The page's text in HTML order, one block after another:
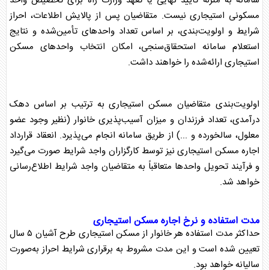
مسکونی استیجاری نیست. متقاضیان پس از پالایش اطلاعات، احراز
شرایط و اولویت‌بندی، بر اساس تعداد واحد‌های تأمین‌شده و نتایج
استعلام سامانه استحقاق‌سنجی، امکان انتخاب واحد‌های مسکن
استیجاری ارائه‌شده را خواهند داشت.
اولویت‌بندی متقاضیان مسکن استیجاریبه ترتیب بر اساس دهک
درآمدی، تعداد فرزندان و میزان آسیب‌پذیری خانوار (نظیر وجود عضو
معلول، سالخورده و ...) از طریق سامانه انجام می‌پذیرد. انعقاد قرارداد
اجاره مسکن استیجارینیز توسط کارگزاران واجد شرایط صورت می‌گیرد
و فرآیند تحویل واحد‌ها متعاقباً به متقاضیان واجد شرایط اطلاع‌رسانی
خواهد شد.
مدت استفاده و نرخ اجارهمسکن استیجاری
حداکثر مدت استفاده هر خانوار ازمسکن استیجاری طرح آشیان ۵ سال
تعیین شده است و این مدت مشروط به برقراری شرایط احراز به‌صورت
سالیانه خواهد بود.